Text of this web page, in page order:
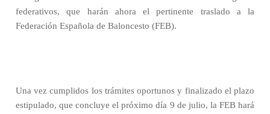
federativos, que harán ahora el pertinente traslado a la
Federación Española de Baloncesto (FEB).
Una vez cumplidos los trámites oportunos y finalizado el plazo
estipulado, que concluye el próximo día 9 de julio, la FEB hará